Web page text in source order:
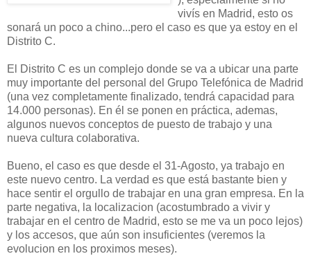
vivís en Madrid, esto os
sonará un poco a chino...pero el caso es que ya estoy en el
Distrito C.
El Distrito C es un complejo donde se va a ubicar una parte
muy importante del personal del Grupo Telefónica de Madrid
(una vez completamente finalizado, tendrá capacidad para
14.000 personas). En él se ponen en práctica, ademas,
algunos nuevos conceptos de puesto de trabajo y una
nueva cultura colaborativa.
Bueno, el caso es que desde el 31-Agosto, ya trabajo en
este nuevo centro. La verdad es que está bastante bien y
hace sentir el orgullo de trabajar en una gran empresa. En la
parte negativa, la localizacion (acostumbrado a vivir y
trabajar en el centro de Madrid, esto se me va un poco lejos)
y los accesos, que aún son insuficientes (veremos la
evolucion en los proximos meses).